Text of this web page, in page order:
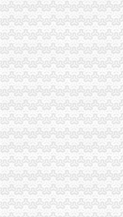
涪陵区成立家电子交易市重
万州区消委会3年来调解移
合川区副区长彭洪森赴合川
黔江区委区领导对黔江区微
南川区区长谭家玲调研指导
綦江局重庆分公司注销三途
渝中局重庆代办公司推行
涪陵局马武所建立“工作任
宣教处支部用“三心”重庆代
忠县局建好“三大平台”重庆